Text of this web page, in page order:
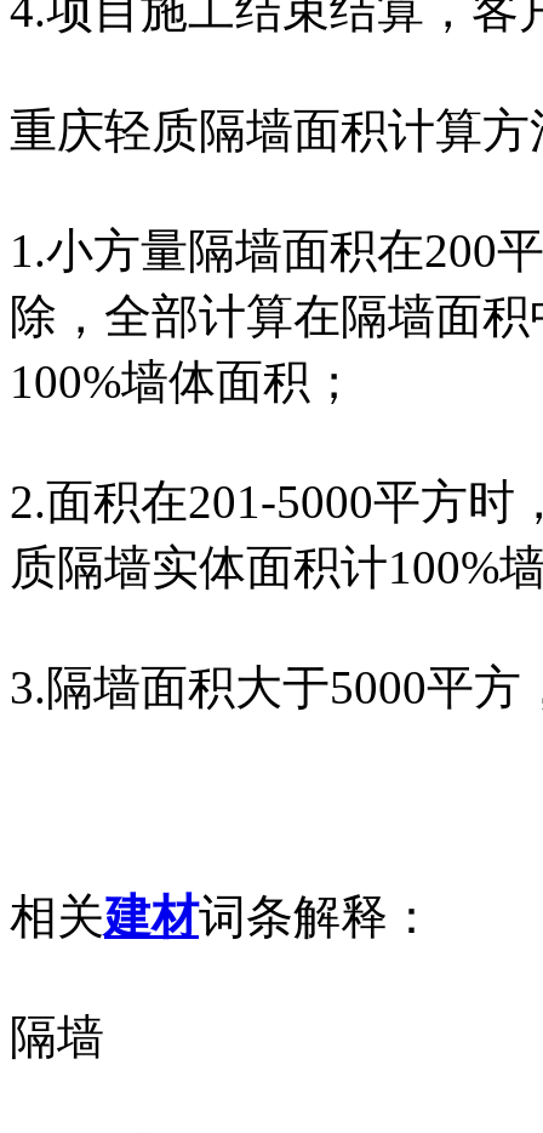
重庆轻质隔墙面积计算
1.小方量隔墙面积在200
除，全部计算在隔墙面
100%墙体面积；
2.面积在201-5000平方
质隔墙实体面积计100%
3.隔墙面积大于5000平
相关建材词条解释：
隔墙